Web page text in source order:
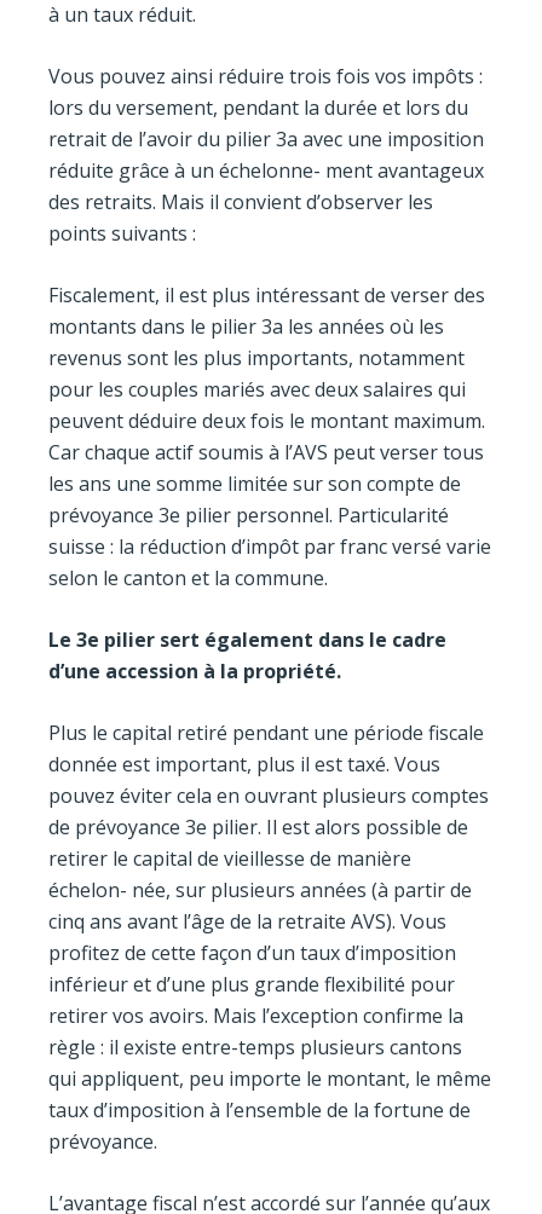
à un taux réduit.
Vous pouvez ainsi réduire trois fois vos impôts :
lors du versement, pendant la durée et lors du
retrait de l’avoir du pilier 3a avec une imposition
réduite grâce à un échelonne- ment avantageux
des retraits. Mais il convient d’observer les
points suivants :
Fiscalement, il est plus intéressant de verser des
montants dans le pilier 3a les années où les
revenus sont les plus importants, notamment
pour les couples mariés avec deux salaires qui
peuvent déduire deux fois le montant maximum.
Car chaque actif soumis à l’AVS peut verser tous
les ans une somme limitée sur son compte de
prévoyance 3e pilier personnel. Particularité
suisse : la réduction d’impôt par franc versé varie
selon le canton et la commune.
Le 3e pilier sert également dans le cadre
d’une accession à la propriété.
Plus le capital retiré pendant une période fiscale
donnée est important, plus il est taxé. Vous
pouvez éviter cela en ouvrant plusieurs comptes
de prévoyance 3e pilier. Il est alors possible de
retirer le capital de vieillesse de manière
échelon- née, sur plusieurs années (à partir de
cinq ans avant l’âge de la retraite AVS). Vous
profitez de cette façon d’un taux d’imposition
inférieur et d’une plus grande flexibilité pour
retirer vos avoirs. Mais l’exception confirme la
règle : il existe entre-temps plusieurs cantons
qui appliquent, peu importe le montant, le même
taux d’imposition à l’ensemble de la fortune de
prévoyance.
L’avantage fiscal n’est accordé sur l’année qu’aux